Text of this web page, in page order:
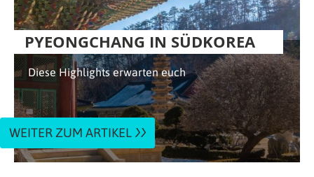
PYEONGCHANG IN SÜDKOREA
Diese Highlights erwarten euch
WEITER ZUM ARTIKEL